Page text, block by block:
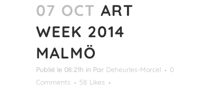
07 OCT ART
WEEK 2014
MALMÖ
Publié le 08:21h in Par Deheurles-Marcel
0
Comments
58 Likes